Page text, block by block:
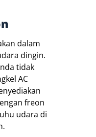
dalam
dingin.
tidak
AC
freon
udara di